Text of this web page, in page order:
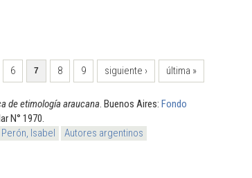
6 7 8 9 siguiente › última »
de etimología araucana. Buenos Aires: Fondo
N° 1970.
Isabel
Autores argentinos